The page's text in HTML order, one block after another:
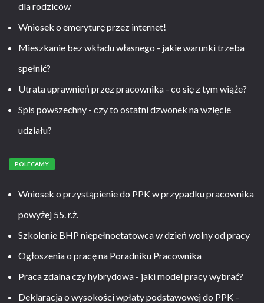
dla rodziców
Wniosek o emeryturę przez internet!
Mieszkanie bez wkładu własnego - jakie warunki trzeba
spełnić?
Utrata uprawnień przez pracownika - co się z tym wiąże?
Spis powszechny - czy to ostatni dzwonek na wzięcie
udziału?
POLECAMY
Wniosek o przystąpienie do PPK w przypadku pracownika
powyżej 55. r.ż.
Szkolenie BHP niepełnoetatowca w dzień wolny od pracy
Ogłoszenia o pracę na Poradniku Pracownika
Praca zdalna czy hybrydowa - jaki model pracy wybrać?
Deklaracja o wysokości wpłaty podstawowej do PPK –